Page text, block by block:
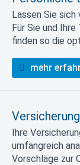
Lassen Sie sich
Für Sie und
finden so die
mehr
Ihre
umfangreich
Vorschläge zur